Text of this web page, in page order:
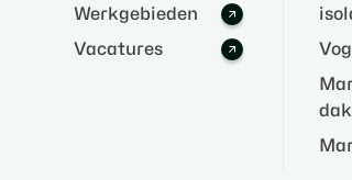
Werkgebieden
Vacatures